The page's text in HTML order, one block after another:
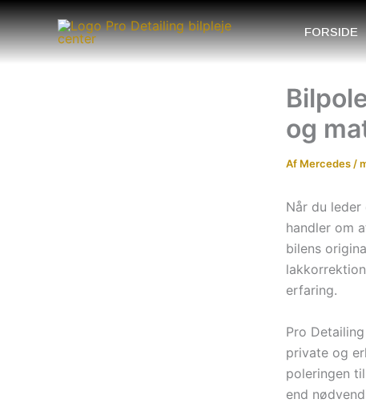
Gå
til
indholdet
FORSIDE
og
Af Mercedes /
Når du
handler om
bilens
erfaring.
Pro
private og
poleringen
end